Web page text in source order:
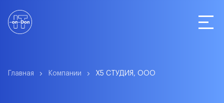
Статистика
Главная Компании Х5 СТУДИЯ, ООО